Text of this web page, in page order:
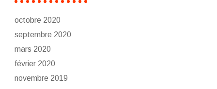
octobre 2020
septembre 2020
mars 2020
février 2020
novembre 2019